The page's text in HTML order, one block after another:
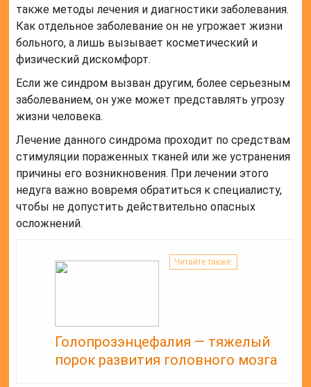
также методы лечения и диагностики заболевания.
Как отдельное заболевание он не угрожает жизни
больного, а лишь вызывает косметический и
физический дискомфорт.
Если же синдром вызван другим, более серьезным
заболеванием, он уже может представлять угрозу
жизни человека.
Лечение данного синдрома проходит по средствам
стимуляции пораженных тканей или же устранения
причины его возникновения. При лечении этого
недуга важно вовремя обратиться к специалисту,
чтобы не допустить действительно опасных
осложнений.
Читайте также:
Голопрозэнцефалия — тяжелый
порок развития головного мозга